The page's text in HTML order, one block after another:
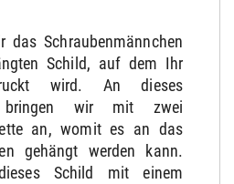
das Schraubenmännchen
Schild, auf dem Ihr
wird. An dieses
bringen wir mit zwei
an, womit es an das
gehängt werden kann.
Schild mit einem